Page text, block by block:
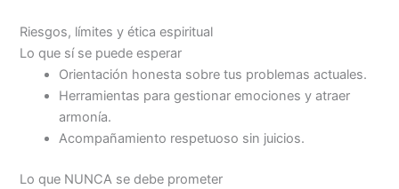
Riesgos, límites y ética espiritual
Lo que sí se puede esperar
Orientación honesta sobre tus problemas actuales.
Herramientas para gestionar emociones y atraer
armonía.
Acompañamiento respetuoso sin juicios.
Lo que NUNCA se debe prometer